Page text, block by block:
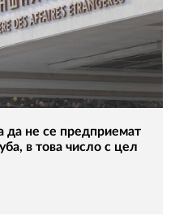
да не се предприемат
в това число с цел